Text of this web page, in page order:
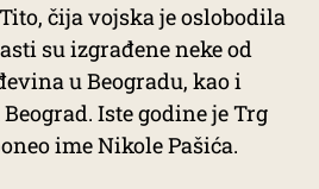
čija vojska je oslobodila
su izgrađene neke od
u Beogradu, kao i
Iste godine je Trg
ime Nikole Pašića.